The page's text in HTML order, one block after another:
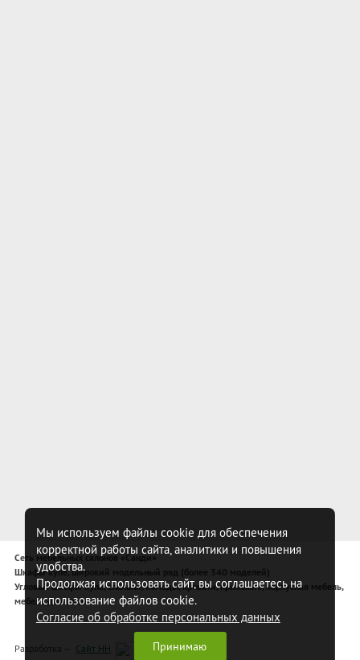
Сеть мебельных салонов «Санди»
Шкафы-купе, широкий модельный ряд (более 340 моделей)
Угловые шкафы-купе, спальни, комоды, кровати, прихожие, корпусная мебель,
мебель для спальни
Разработка — Сайт НН
Мы используем файлы cookie для обеспечения
корректной работы сайта, аналитики и повышения
удобства.
Продолжая использовать сайт, вы соглашаетесь на
использование файлов cookie.
Согласие об обработке персональных данных
Принимаю